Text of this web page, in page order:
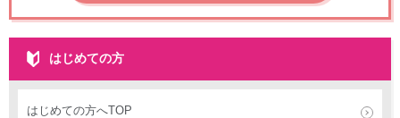
はじめての方
はじめての方へTOP